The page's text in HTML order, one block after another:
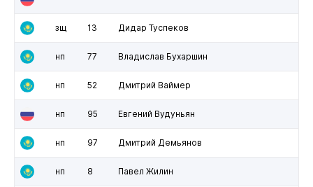
зщ 13 Дидар Туспеков
нп 77 Владислав Бухаршин
нп 52 Дмитрий Ваймер
нп 95 Евгений Вудуньян
нп 97 Дмитрий Демьянов
нп 8 Павел Жилин